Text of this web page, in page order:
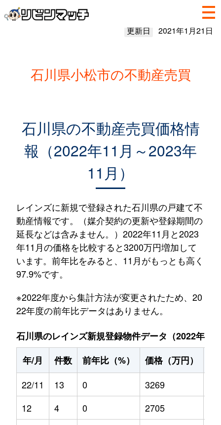
更新日 2021年1月21日
石川県小松市の不動産売買
石川県の不動産売買価格情
報（2022年11月～2023年
11月）
レインズに新規で登録された石川県の戸建て不
動産情報です。（媒介契約の更新や登録期間の
延長などは含みません。）2022年11月と2023
年11月の価格を比較すると3200万円増加して
います。前年比をみると、11月がもっとも高く
97.9%です。
※2022年度から集計方法が変更されたため、20
22年度の前年比データはありません。
石川県のレインズ新規登録物件データ（2022年11
年/月
件数 前年比（%） 価格（万円）
22/11
13 0 3269
12
4 0 2705